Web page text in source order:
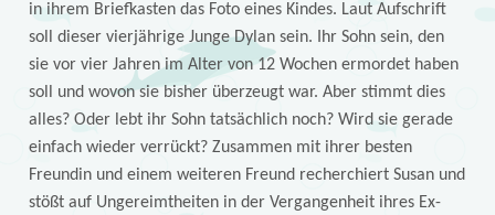
in ihrem Briefkasten das Foto eines Kindes. Laut Aufschrift
soll dieser vierjährige Junge Dylan sein. Ihr Sohn sein, den
sie vor vier Jahren im Alter von 12 Wochen ermordet haben
soll und wovon sie bisher überzeugt war. Aber stimmt dies
alles? Oder lebt ihr Sohn tatsächlich noch? Wird sie gerade
einfach wieder verrückt? Zusammen mit ihrer besten
Freundin und einem weiteren Freund recherchiert Susan und
stößt auf Ungereimtheiten in der Vergangenheit ihres Ex-